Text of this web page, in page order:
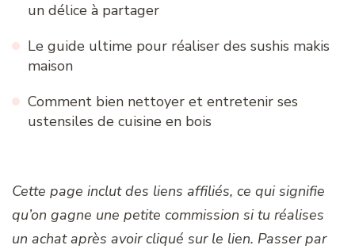
un délice à partager
Le guide ultime pour réaliser des sushis makis
maison
Comment bien nettoyer et entretenir ses
ustensiles de cuisine en bois
Cette page inclut des liens affiliés, ce qui signifie
qu’on gagne une petite commission si tu réalises
un achat après avoir cliqué sur le lien. Passer par